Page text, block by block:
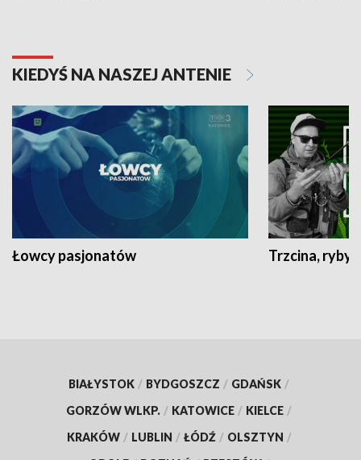
KIEDYŚ NA NASZEJ ANTENIE
Łowcy pasjonatów Trzcina, ryby
BIAŁYSTOK / BYDGOSZCZ / GDAŃSK /
GORZÓW WLKP. / KATOWICE / KIELCE /
KRAKÓW / LUBLIN / ŁÓDŹ / OLSZTYN /